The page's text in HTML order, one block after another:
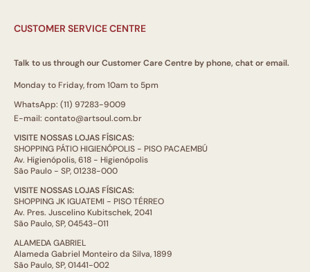
CUSTOMER SERVICE CENTRE
Talk to us through our Customer Care Centre by phone, chat or email.
Monday to Friday, from 10am to 5pm
WhatsApp: (11) 97283-9009
E-mail: contato@artsoul.com.br
VISITE NOSSAS LOJAS FÍSICAS:
SHOPPING PÁTIO HIGIENÓPOLIS - PISO PACAEMBÚ
Av. Higienópolis, 618 - Higienópolis
São Paulo - SP, 01238-000
VISITE NOSSAS LOJAS FÍSICAS:
SHOPPING JK IGUATEMI - PISO TÉRREO
Av. Pres. Juscelino Kubitschek, 2041
São Paulo, SP, 04543-011
ALAMEDA GABRIEL
Alameda Gabriel Monteiro da Silva, 1899
São Paulo, SP, 01441-002